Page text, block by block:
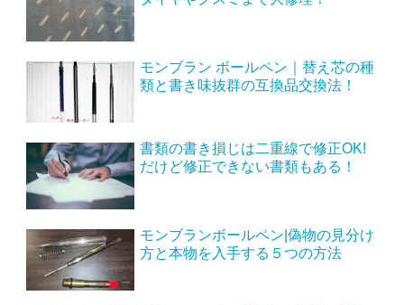
モンブラン ボールペン｜替え芯の種
類と書き味抜群の互換品交換法！
書類の書き損じは二重線で修正OK!
だけど修正できない書類もある！
モンブランボールペン|偽物の見分け
方と本物を入手する５つの方法